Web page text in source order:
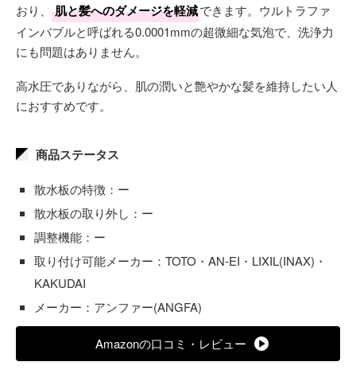
おり、
肌と髪へのダメージを軽減できます。ウルトラファ
インバブルと呼ばれる0.0001mmの超微細な気泡で、洗浄力
にも問題はありません。
高水圧でありながら、肌の潤いと艶やかな髪を維持したい人
におすすめです。
商品ステータス
散水板の特徴：ー
散水板の取り外し：ー
調整機能：ー
取り付け可能メーカー：TOTO・AN-EI・LIXIL(INAX)・
KAKUDAI
メーカー：アンファー(ANGFA)
Amazonの口コミ・レビュー